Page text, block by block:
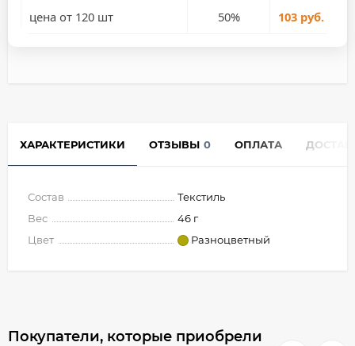
цена от 120 шт 50% 103 руб.
ХАРАКТЕРИСТИКИ ОТЗЫВЫ 0 ОПЛАТА
Состав
Текстиль
Вес
46 г
Цвет
Разноцветный
Покупатели, которые приобрели